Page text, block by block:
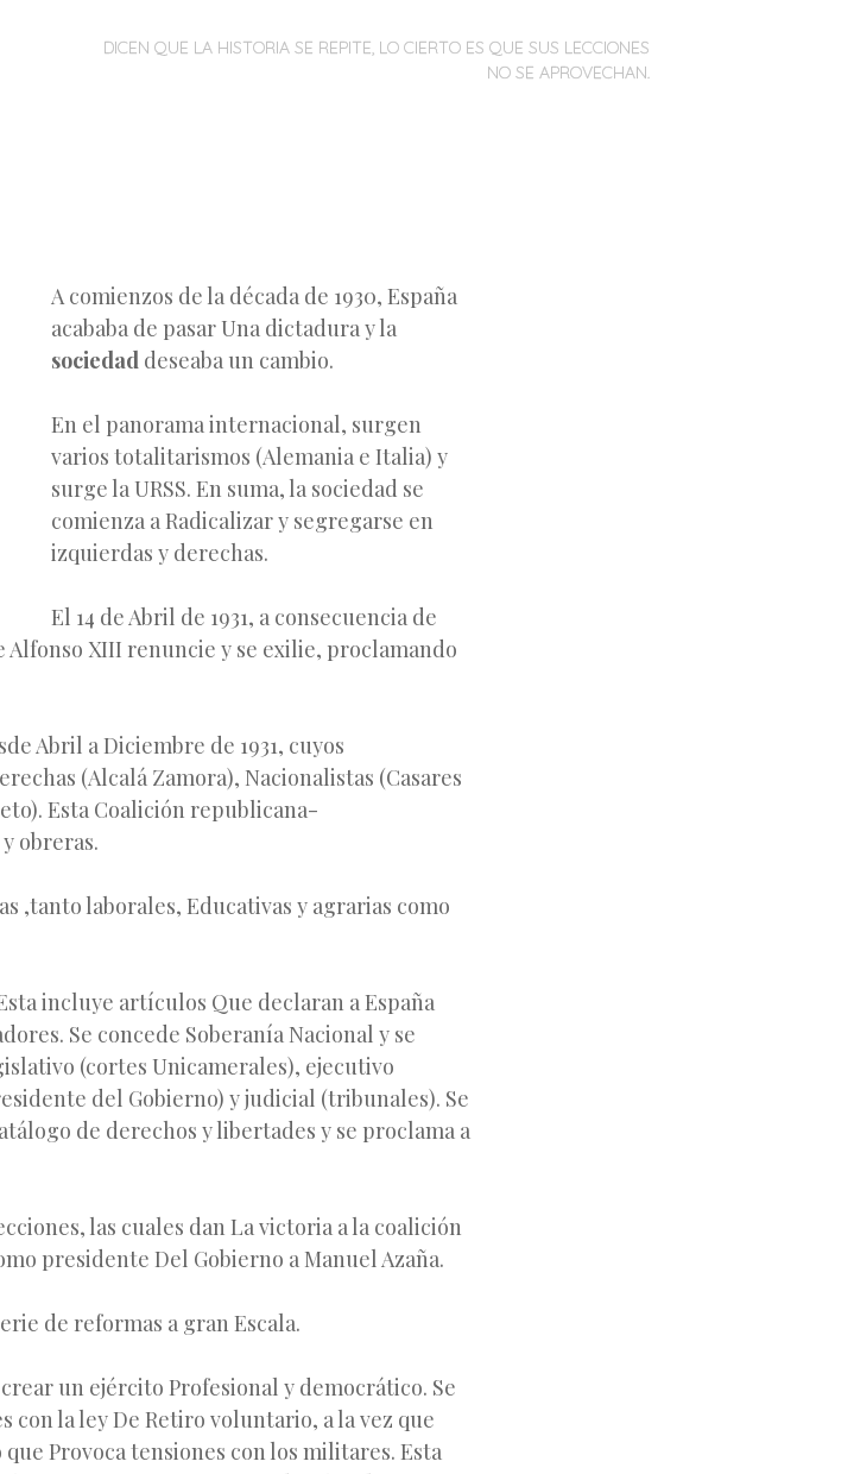
MENÚ
SALTARDICEN QUE LA HISTORIA SE REPITE, LO CIERTO ES QUE SUS LECCIONES
NO SE APROVECHAN.
A comienzos de la década de 1930, España
acababa de pasar Una dictadura y la
sociedad deseaba un cambio.
En el panorama internacional, surgen
varios totalitarismos (Alemania e Italia) y
surge la URSS. En suma, la sociedad se
comienza a Radicalizar y segregarse en
izquierdas y derechas.
El 14 de Abril de 1931, a consecuencia de
Alfonso XIII renuncie y se exilie, proclamando
Abril a Diciembre de 1931, cuyos
(Alcalá Zamora), Nacionalistas (Casares
Esta Coalición republicana-
obreras.
,tanto laborales, Educativas y agrarias como
incluye artículos Que declaran a España
Se concede Soberanía Nacional y se
(cortes Unicamerales), ejecutivo
del Gobierno) y judicial (tribunales). Se
de derechos y libertades y se proclama a
las cuales dan La victoria a la coalición
presidente Del Gobierno a Manuel Azaña.
de reformas a gran Escala.
un ejército Profesional y democrático. Se
la ley De Retiro voluntario, a la vez que
Provoca tensiones con los militares. Esta